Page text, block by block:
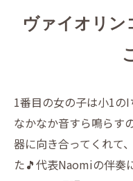
ヴァイオリン
1番目の女の子は小1の
なかなか音すら鳴らす
器に向き合ってくれて
た🎵代表Naomiの伴奏